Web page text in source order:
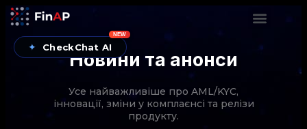
✦ CheckChat AI
NEW
Новини та анонси
Усе найважливіше про AML/KYC,
інновації, зміни у комплаєнсі та релізи
продукту.